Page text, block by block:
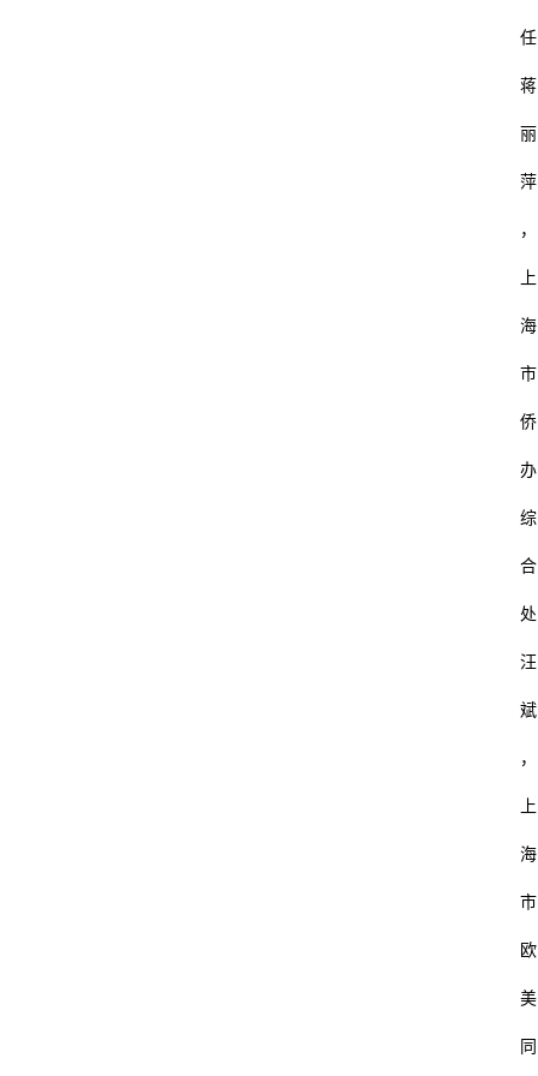
任
蒋
丽
萍
，
上
海
市
侨
办
综
合
处
汪
斌
，
上
海
市
欧
美
同